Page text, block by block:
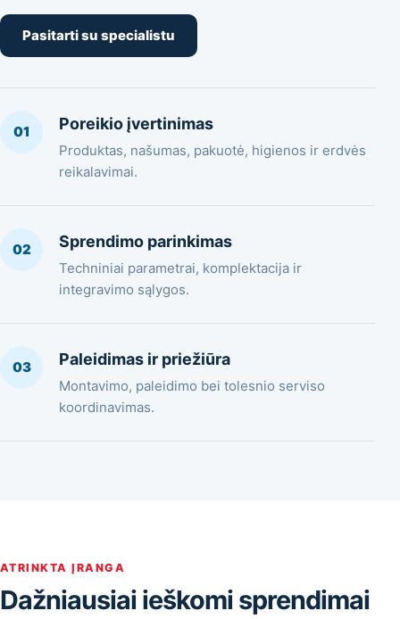
Pasitarti su specialistu
01 Poreikio įvertinimas
Produktas, našumas, pakuotė, higienos ir erdvės
reikalavimai.
02 Sprendimo parinkimas
Techniniai parametrai, komplektacija ir
integravimo sąlygos.
03 Paleidimas ir priežiūra
Montavimo, paleidimo bei tolesnio serviso
koordinavimas.
ATRINKTA ĮRANGA
Dažniausiai ieškomi sprendimai